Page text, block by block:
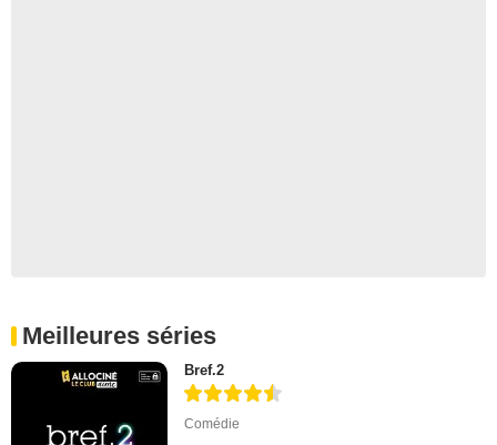
Meilleures séries
Bref.2
Comédie